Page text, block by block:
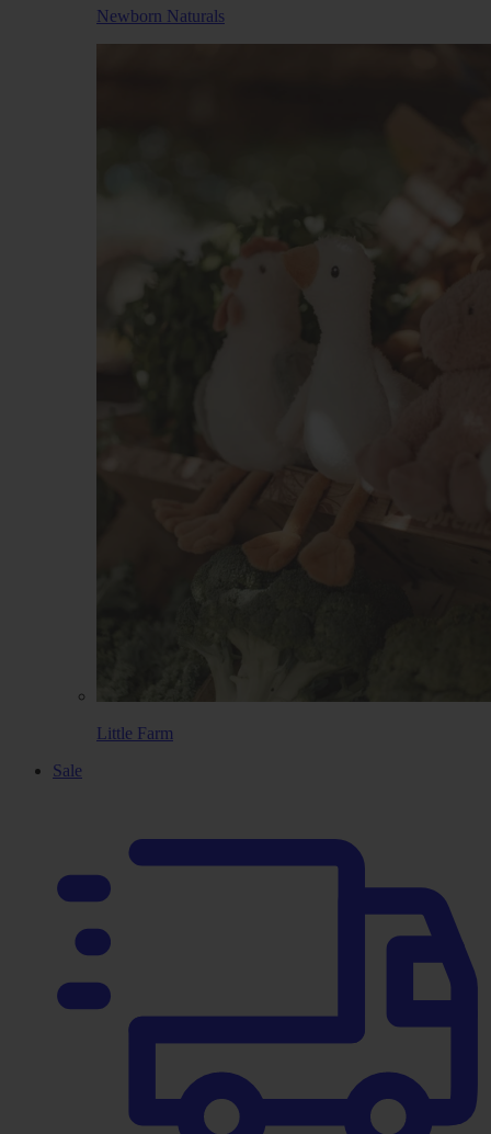
Newborn Naturals
Little Farm
Sale